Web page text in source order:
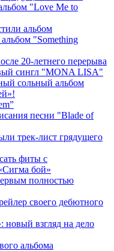
"Love Me to
альбом
"Something
20-летнего перерыва
сингл "MONA LISA"
сольный альбом
песни "Blade of
трек-лист грядущего
фиты с
бой»
полностью
своего дебютного
взгляд на дело
альбома